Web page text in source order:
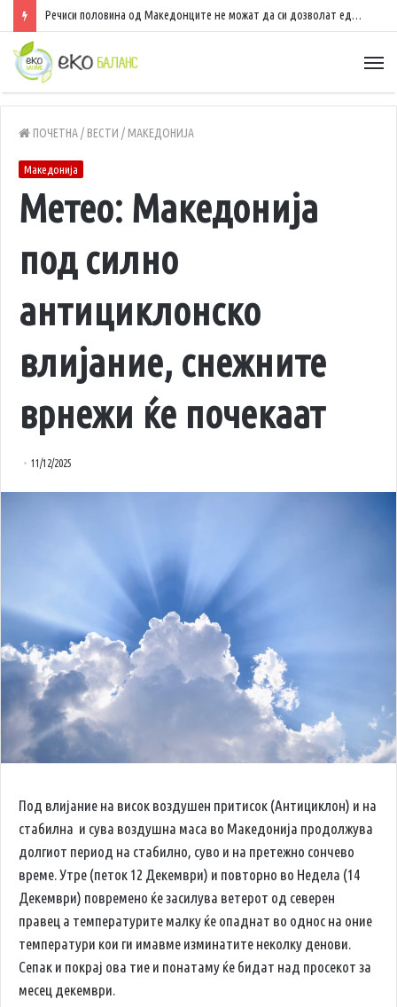
Речиси половина од Македонците не можат да си дозволат еднонеделен одмор – полошо е само во неколку европски земји
ПОЧЕТНА/ ВЕСТИ / МАКЕДОНИЈА
Македонија
Метеo: Македонија
под силно
антициклонско
влијание, снежните
врнежи ќе почекаат
11/12/2025
Под влијание на висок воздушен притисок (Антициклон) и на
стабилна и сува воздушна маса во Македонија продолжува
долгиот период на стабилно, суво и на претежно сончево
време. Утре (петок 12 Декември) и повторно во Недела (14
Декември) повремено ќе засилува ветерот од северен
правец а температурите малку ќе опаднат во однос на оние
температури кои ги имавме изминатите неколку денови.
Сепак и покрај ова тие и понатаму ќе бидат над просекот за
месец декември.